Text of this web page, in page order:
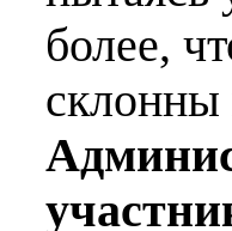
более,
склонны